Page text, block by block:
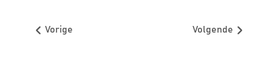
Vorige Volgende